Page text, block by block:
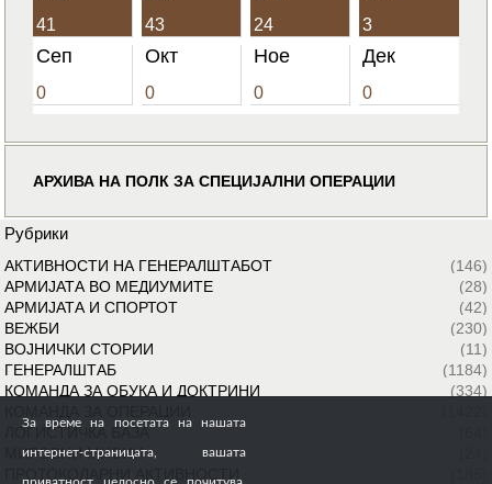
41 43 24 3
Сеп
0
Окт
0
Ное
0
Дек
0
АРХИВА НА ПОЛК ЗА СПЕЦИЈАЛНИ ОПЕРАЦИИ
Рубрики
АКТИВНОСТИ НА ГЕНЕРАЛШТАБОТ
(146)
АРМИЈАТА ВО МЕДИУМИТЕ
(28)
АРМИЈАТА И СПОРТОТ
(42)
ВЕЖБИ
(230)
ВОЈНИЧКИ СТОРИИ
(11)
ГЕНЕРАЛШТАБ
(1184)
КОМАНДА ЗА ОБУКА И ДОКТРИНИ
(334)
ЛОГИСТИЧКА БАЗА
МИРОВНИ МИСИИ
За време на посетата на нашата
интернет-страницата, вашата